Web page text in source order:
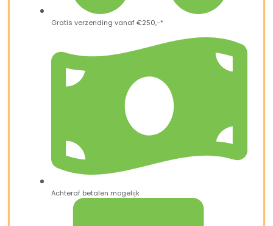
Gratis verzending vanaf €250,-*
Achteraf betalen mogelijk